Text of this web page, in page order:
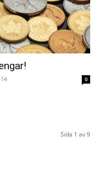
0
Sida 1 av 9